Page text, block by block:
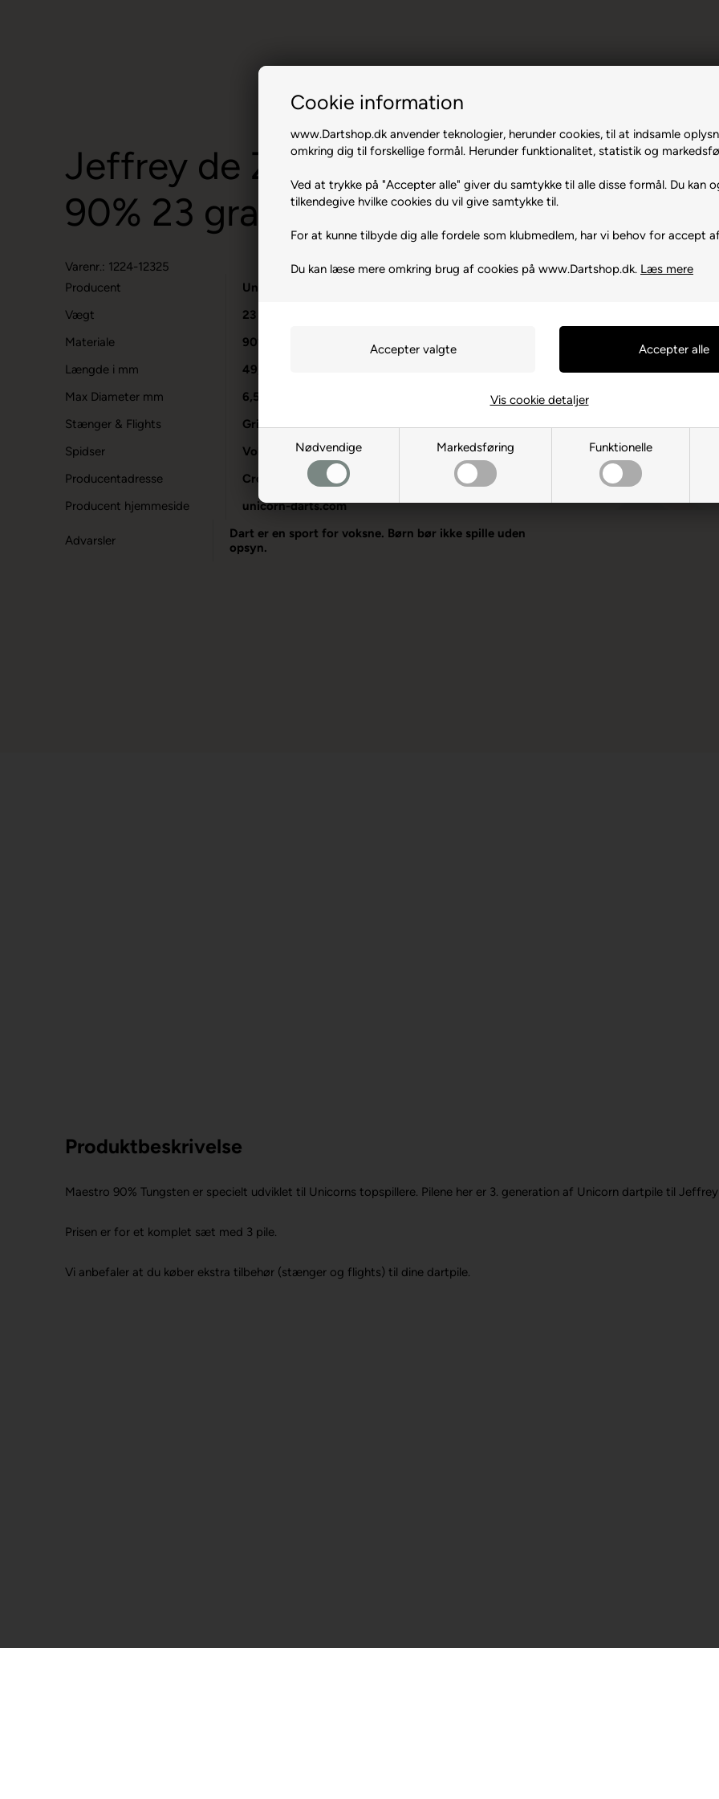
Cookie information
www.Dartshop.dk anvender teknologier, herunder cookies, til at indsamle
omkring dig til forskellige formål. Herunder funktionalitet, statistik og
Ved at trykke på "Accepter alle" giver du samtykke til alle disse formål. Du kan
tilkendegive hvilke cookies du vil give samtykke til.
For at kunne tilbyde dig alle fordele som klubmedlem, har vi behov for accept
Du kan læse mere omkring brug af cookies på www.Dartshop.dk. Læs mere
Nødvendige Markedsføring Funktionelle
Vis cookie detaljer
Jeffrey de Zwaan Phase 3
90% 23 gram.
Varenr.: 1224-12325
Producent
Unicorn
Vægt
23
Materiale
90% Tungsten
Længde i mm
49,2
Max Diameter mm
6,5
Stænger & Flights
Gripper 4 & JDZ Flights
Spidser
Volute Spidser
Producentadresse
Crockham Hill, GB-TN86UP Edenbridge
Producent hjemmeside
unicorn-darts.com
Advarsler
Dart er en sport for voksne. Børn bør ikke spille uden
opsyn.
Produktbeskrivelse
Maestro 90% Tungsten er specielt udviklet til Unicorns topspillere. Pilene her er 3. generation af Unicorn dartpile til
Prisen er for et komplet sæt med 3 pile.
Vi anbefaler at du køber ekstra tilbehør (stænger og flights) til dine dartpile.